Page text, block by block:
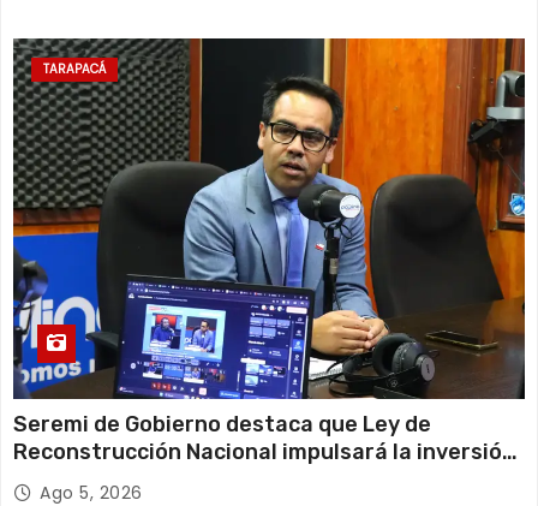
TARAPACÁ
Seremi de Gobierno destaca que Ley de
Reconstrucción Nacional impulsará la inversión
y el empleo en Tarapacá
Ago 5, 2026